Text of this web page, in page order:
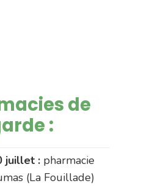
de
:
juillet : pharmacie
(La Fouillade)